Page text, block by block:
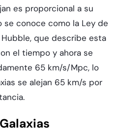
es proporcional a su
se conoce como la Ley de
que describe esta
el tiempo y ahora se
65 km/s/Mpc, lo
se alejan 65 km/s por